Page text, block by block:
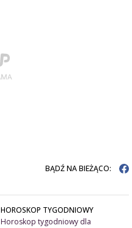
BĄDŹ NA BIEŻĄCO:
HOROSKOP TYGODNIOWY
Horoskop tygodniowy dla